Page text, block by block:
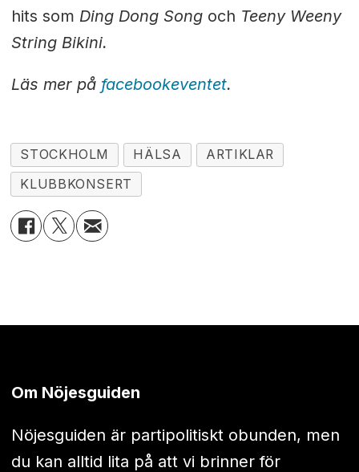
hits som Ding Dong Songoch Teeny Weeny
String Bikini.
Läs mer på facebookeventet.
STOCKHOLM HÄLSA
ARTIKLAR
KLUBBKONSERT
Om Nöjesguiden
Nöjesguiden är partipolitiskt obunden, men
du kan alltid lita på att vi brinner för